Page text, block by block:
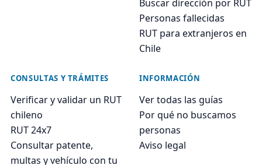
Buscar dirección por RUT
Personas fallecidas
RUT para extranjeros en
Chile
CONSULTAS Y TRÁMITES
Verificar y validar un RUT
chileno
RUT 24x7
Consultar patente,
multas y vehículo con tu
INFORMACIÓN
Ver todas las guías
Por qué no buscamos
personas
Aviso legal